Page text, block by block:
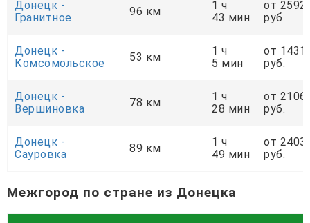
Донецк -
Гранитное
96 км
1 ч
43 мин
от 2592
руб.
Донецк -
Комсомольское
53 км
1 ч
5 мин
от 1431
руб.
Донецк -
Вершиновка
78 км
1 ч
28 мин
от 2106
руб.
Донецк -
Сауровка
89 км
1 ч
49 мин
от 2403
руб.
Межгород по стране из Донецка